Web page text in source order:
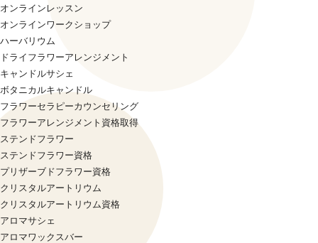
オンラインレッスン
オンラインワークショップ
ハーバリウム
ドライフラワーアレンジメント
キャンドルサシェ
ボタニカルキャンドル
フラワーセラピーカウンセリング
フラワーアレンジメント資格取得
ステンドフラワー
ステンドフラワー資格
プリザーブドフラワー資格
クリスタルアートリウム
クリスタルアートリウム資格
アロマサシェ
アロマワックスバー